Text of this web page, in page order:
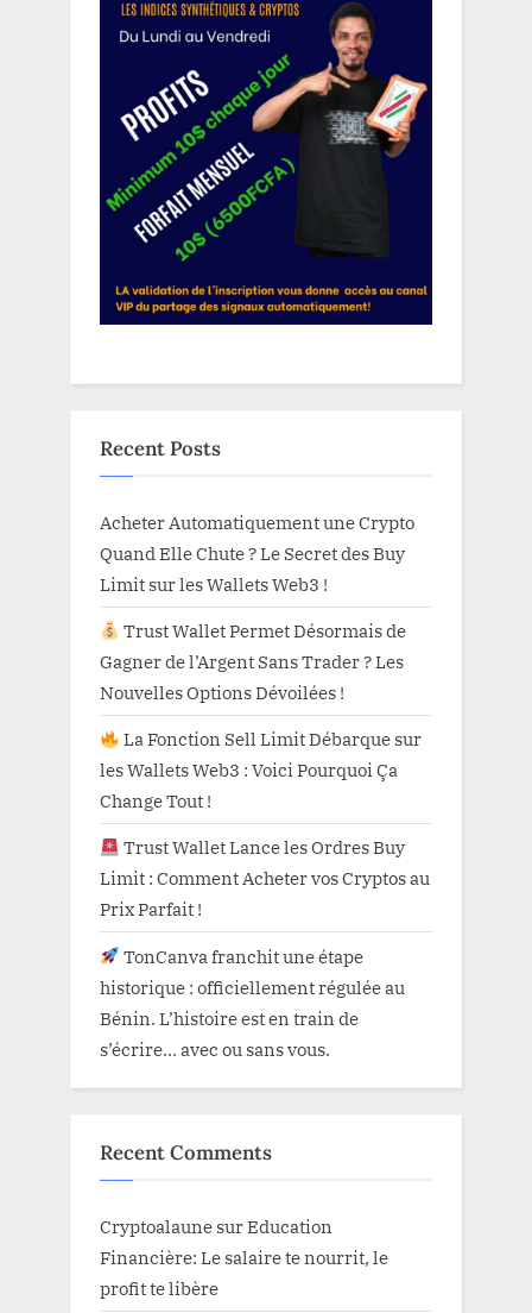
Recent Posts
Acheter Automatiquement une Crypto
Quand Elle Chute ? Le Secret des Buy
Limit sur les Wallets Web3 !
Trust Wallet Permet Désormais de
Gagner de l’Argent Sans Trader ? Les
Nouvelles Options Dévoilées !
La Fonction Sell Limit Débarque sur
les Wallets Web3 : Voici Pourquoi Ça
Change Tout !
Trust Wallet Lance les Ordres Buy
Limit : Comment Acheter vos Cryptos au
Prix Parfait !
TonCanva franchit une étape
historique : officiellement régulée au
Bénin. L’histoire est en train de
s’écrire… avec ou sans vous.
Recent Comments
Cryptoalaune surEducation
Financière: Le salaire te nourrit, le
profit te libère